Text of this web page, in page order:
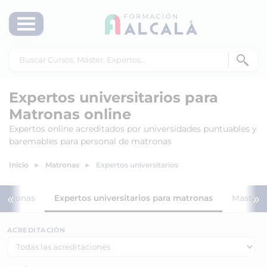
Expertos universitarios para
Matronas online
Expertos online acreditados por universidades puntuables y
baremables para personal de matronas
Inicio Matronas Expertos universitarios
« Expertos universitarios para matronas »
ACREDITACIÓN